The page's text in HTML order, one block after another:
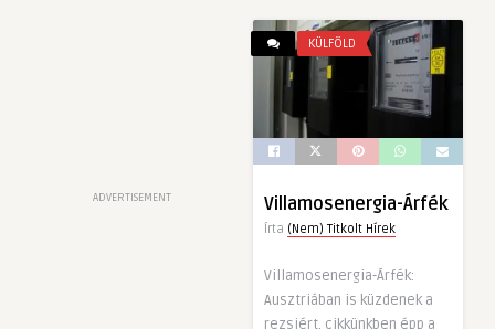
ADVERTISEMENT
KÜLFÖLD
Villamosenergia-Árfék
Írta (Nem) Titkolt Hírek
Villamosenergia-Árfék:
Ausztriában is küzdenek a
rezsiért, cikkünkben épp a